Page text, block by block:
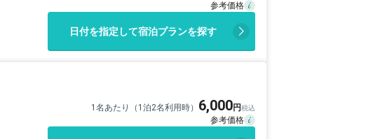
日付を指定して宿泊プランを探す
1名あたり（1泊2名利用時） 6,000